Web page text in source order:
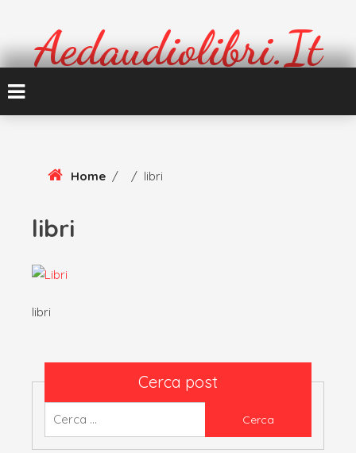
Aedaudiolibri.it
Home / / libri
libri
libri
Cerca post